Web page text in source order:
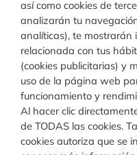
Navigation
Materiales para
Materiales para
Diagnóstico
Toggle
Navigation
Rapid Test
Calidad
así como cookies de
analizarán tu
analíticas), te mostrarán
relacionada con tus
(cookies publicitarias) y
uso de la página web
funcionamiento y
Al hacer clic
de TODAS las cookies.
cookies autoriza que se